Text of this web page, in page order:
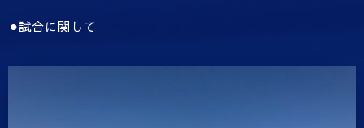
⚫︎試合に関して